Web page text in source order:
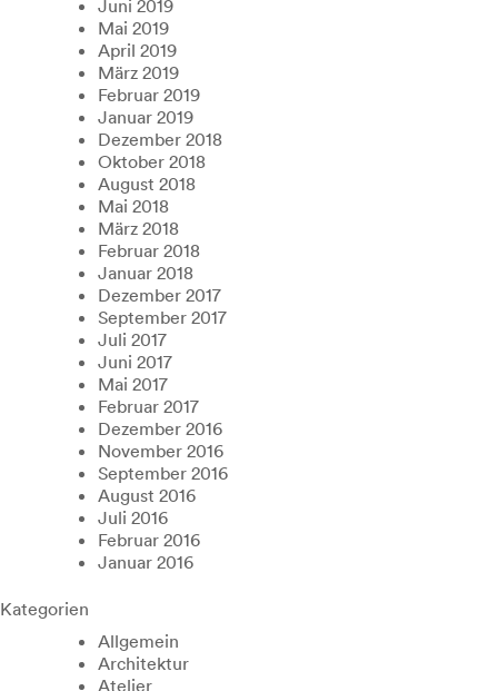
Juni 2019
Mai 2019
April 2019
März 2019
Februar 2019
Januar 2019
Dezember 2018
Oktober 2018
August 2018
Mai 2018
März 2018
Februar 2018
Januar 2018
Dezember 2017
September 2017
Juli 2017
Juni 2017
Mai 2017
Februar 2017
Dezember 2016
November 2016
September 2016
August 2016
Juli 2016
Februar 2016
Januar 2016
Kategorien
Allgemein
Architektur
Atelier